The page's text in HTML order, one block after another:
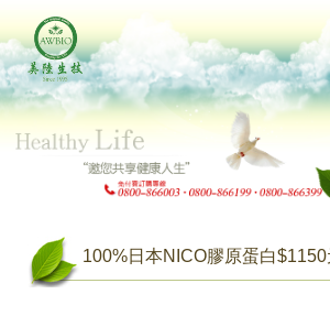
100%日本NICO膠原蛋白